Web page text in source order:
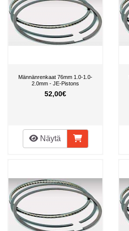
Männänrenkaat 76mm 1.0-1.0-
2.0mm - JE-Pistons
52,00€
Näytä